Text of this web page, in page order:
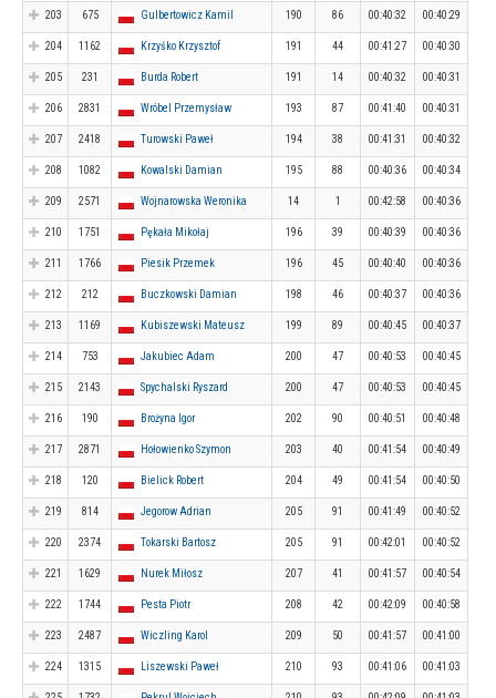
203 675 Gulbertowicz Kamil 190 86 00:40:32 00:40:29
204 1162 Krzyśko Krzysztof 191 44 00:41:27 00:40:30
205 231 Burda Robert 191 14 00:40:32 00:40:31
206 2831 Wróbel Przemysław 193 87 00:41:40 00:40:31
207 2418 Turowski Paweł 194 38 00:41:31 00:40:32
208 1082 Kowalski Damian 195 88 00:40:36 00:40:34
209 2571 Wojnarowska Weronika 14 1 00:42:58 00:40:36
210 1751 Pękała Mikołaj 196 39 00:40:39 00:40:36
211 1766 Piesik Przemek 196 45 00:40:40 00:40:36
212 212 Buczkowski Damian 198 46 00:40:37 00:40:36
213 1169 Kubiszewski Mateusz 199 89 00:40:45 00:40:37
214 753 Jakubiec Adam 200 47 00:40:53 00:40:45
215 2143 Spychalski Ryszard 200 47 00:40:53 00:40:45
216 190 Brożyna Igor 202 90 00:40:51 00:40:48
217 2871 Hołowienko Szymon 203 40 00:41:54 00:40:49
218 120 Bielick Robert 204 49 00:41:54 00:40:50
219 814 Jegorow Adrian 205 91 00:41:49 00:40:52
220 2374 Tokarski Bartosz 205 91 00:42:01 00:40:52
221 1629 Nurek Miłosz 207 41 00:41:57 00:40:54
222 1744 Pesta Piotr 208 42 00:42:09 00:40:58
223 2487 Wiczling Karol 209 50 00:41:57 00:41:00
224 1315 Liszewski Paweł 210 93 00:41:06 00:41:03